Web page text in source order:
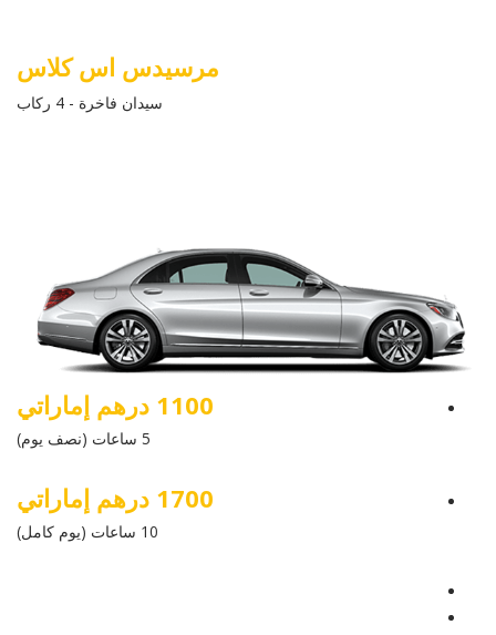
مرسيدس اس كلاس
سيدان فاخرة - 4 ركاب
1100 درهم إماراتي
5 ساعات (نصف يوم)
1700 درهم إماراتي
10 ساعات (يوم كامل)